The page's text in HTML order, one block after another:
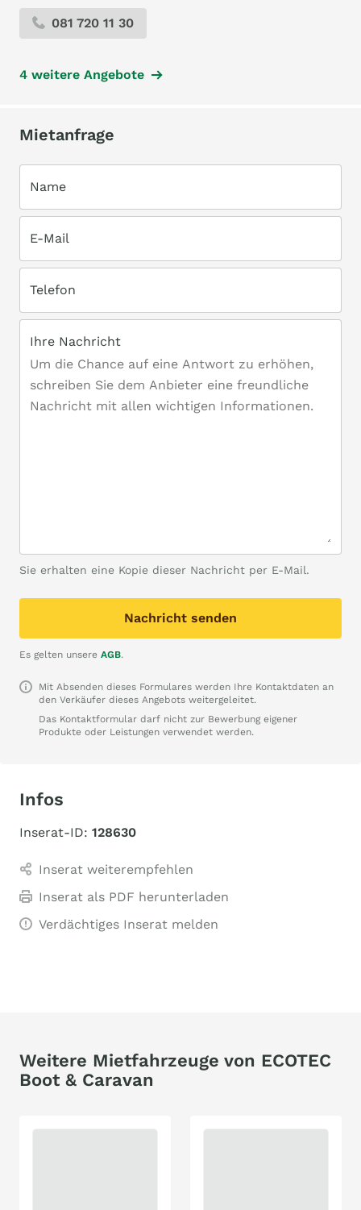
081 720 11 30
4 weitere Angebote
Mietanfrage
Name
E-Mail
Telefon
Ihre Nachricht
Sie erhalten eine Kopie dieser Nachricht per E-Mail.
Nachricht senden
Es gelten unsere AGB.
Mit Absenden dieses Formulares werden Ihre Kontaktdaten an
den Verkäufer dieses Angebots weitergeleitet.
Das Kontaktformular darf nicht zur Bewerbung eigener
Produkte oder Leistungen verwendet werden.
Infos
Inserat-ID: 128630
Inserat weiterempfehlen
Inserat als PDF herunterladen
Verdächtiges Inserat melden
Weitere Mietfahrzeuge von ECOTEC
Boot & Caravan